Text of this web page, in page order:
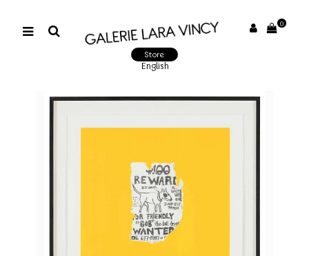
0
Store
English